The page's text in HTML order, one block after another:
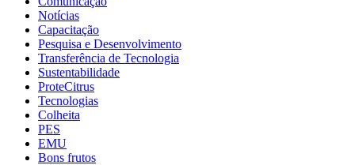
Notícias
Capacitação
Pesquisa e Desenvolvimento
Transferência de Tecnologia
Sustentabilidade
ProteCitrus
Tecnologias
Colheita
PES
EMU
Bons frutos